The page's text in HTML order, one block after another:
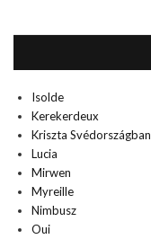
Isolde
Kerekerdeux
Kriszta Svédországban
Lucia
Mirwen
Myreille
Nimbusz
Oui